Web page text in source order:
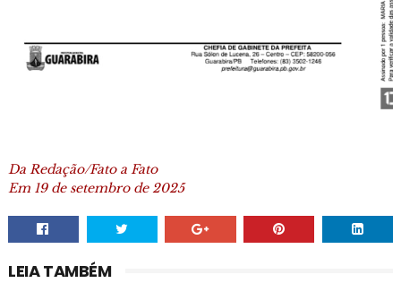
Da Redação/Fato a Fato
Em 19 de setembro de 2025
LEIA TAMBÉM